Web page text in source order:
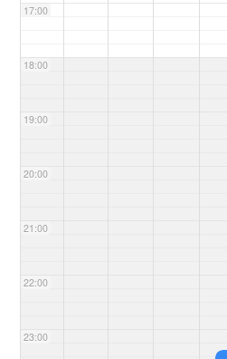
17:00
18:00
19:00
20:00
21:00
22:00
23:00